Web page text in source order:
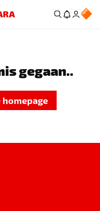
gegaan..
homepage